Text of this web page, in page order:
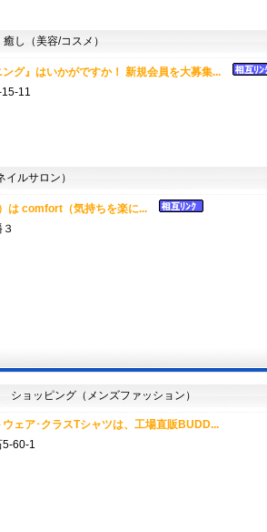
し（美容/コスメ）
ング』はいかがですか！ 新規会員を大募集...
15-11
ルサロン）
は comfort（気持ちを楽に...
ショッピング（メンズファッション）
ェア･クラスTシャツは、工場直販BUDD...
5-60-1